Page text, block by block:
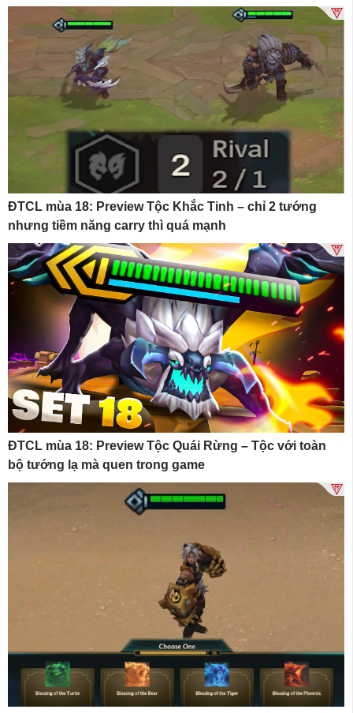
ĐTCL mùa 18: Preview Tộc Khắc Tinh – chỉ 2 tướng
nhưng tiềm năng carry thì quá mạnh
ĐTCL mùa 18: Preview Tộc Quái Rừng – Tộc với toàn
bộ tướng lạ mà quen trong game